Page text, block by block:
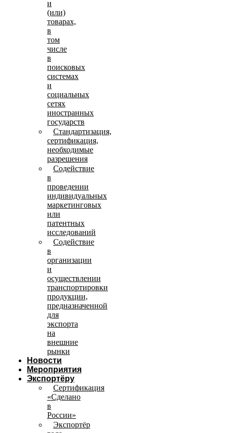
и
(или)
товарах,
в
том
числе
в
поисковых
системах
и
социальных
сетях
иностранных
государств
Стандартизация,
сертификация,
необходимые
разрешения
Содействие
в
проведении
индивидуальных
маркетинговых
или
патентных
исследований
Содействие
в
организации
и
осуществлении
транспортировки
продукции,
предназначенной
для
экспорта
на
внешние
рынки
Новости
Мероприятия
Экспортёру
Сертификация
«Сделано
в
России»
Экспортёр